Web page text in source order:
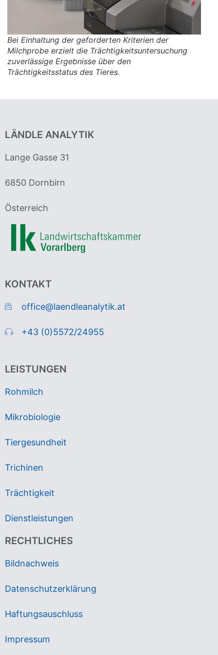
Bei Einhaltung der geforderten Kriterien der
Milchprobe erzielt die Trächtigkeitsuntersuchung
zuverlässige Ergebnisse über den
Trächtigkeitsstatus des Tieres.
LÄNDLE ANALYTIK
Lange Gasse 31
6850 Dornbirn
Österreich
KONTAKT
office@laendleanalytik.at
+43 (0)5572/24955
LEISTUNGEN
Rohmilch
Mikrobiologie
Tiergesundheit
Trichinen
Trächtigkeit
Dienstleistungen
RECHTLICHES
Bildnachweis
Datenschutzerklärung
Haftungsauschluss
Impressum